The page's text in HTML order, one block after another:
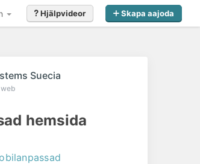
Skapa aajoda
Hjälpvideor
Suecia
web
hemsida